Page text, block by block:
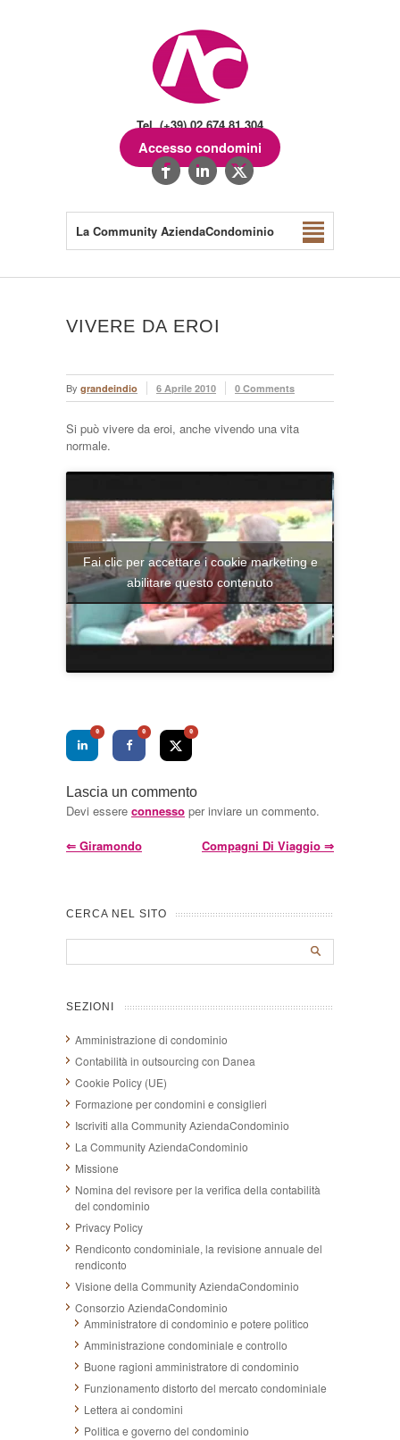
Tel. (+39) 02.674.81.304
Accesso condomini
La Community AziendaCondominio
VIVERE DA EROI
By grandeindio 6 Aprile 2010 0 Comments
Si può vivere da eroi, anche vivendo una vita
normale.
Fai clic per accettare i cookie marketing e
abilitare questo contenuto
0 0 0
Lascia un commento
Devi essere connesso per inviare un commento.
⇐ Giramondo Compagni Di Viaggio ⇒
CERCA NEL SITO
SEZIONI
Amministrazione di condominio
Contabilità in outsourcing con Danea
Cookie Policy (UE)
Formazione per condomini e consiglieri
Iscriviti alla Community AziendaCondominio
La Community AziendaCondominio
Missione
Nomina del revisore per la verifica della contabilità
del condominio
Privacy Policy
Rendiconto condominiale, la revisione annuale del
rendiconto
Visione della Community AziendaCondominio
Consorzio AziendaCondominio
Amministratore di condominio e potere politico
Amministrazione condominiale e controllo
Buone ragioni amministratore di condominio
Funzionamento distorto del mercato condominiale
Lettera ai condomini
Politica e governo del condominio